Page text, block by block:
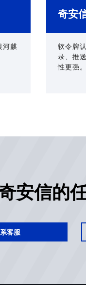
河麒
奇安
软令牌
录、推
性更强。
安信的
客服